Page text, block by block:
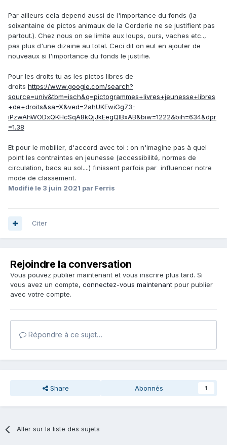
Par ailleurs cela depend aussi de l'importance du fonds (la
soixantaine de pictos animaux de la Corderie ne se justifient pas
partout.). Chez nous on se limite aux loups, ours, vaches etc..,
pas plus d'une dizaine au total. Ceci dit on eut en ajouter de
nouveaux si l'importance du fonds le justifie.
Pour les droits tu as les pictos libres de
droits https://www.google.com/search?
source=univ&tbm=isch&q=pictogrammes+livres+jeunesse+libres
+de+droits&sa=X&ved=2ahUKEwiGg73-
iPzwAhWODxQKHcSqA8kQjJkEegQIBxAB&biw=1222&bih=634&dpr
=1.38
Et pour le mobilier, d'accord avec toi : on n'imagine pas à quel
point les contraintes en jeunesse (accessibilité, normes de
circulation, bacs au sol....) finissent parfois par influencer notre
mode de classement.
Modifié le 3 juin 2021 par Ferris
Citer
Rejoindre la conversation
Vous pouvez publier maintenant et vous inscrire plus tard. Si
vous avez un compte, connectez-vous maintenant pour publier
avec votre compte.
Répondre à ce sujet…
Share Abonnés 1
Aller sur la liste des sujets